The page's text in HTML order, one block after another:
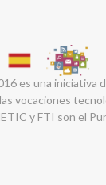
es una iniciativa
vocaciones
y FTI son el